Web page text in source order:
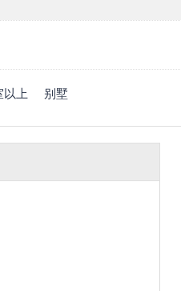
以上 别墅